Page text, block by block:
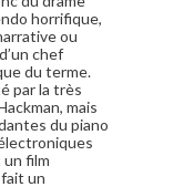
horrifique,
ou
chef
du terme.
par la très
mais
du piano
un film
un